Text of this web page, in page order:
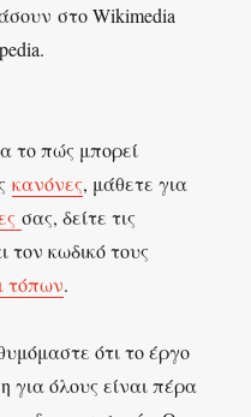
στο Wikimedia
το πώς μπορεί
κανόνες, μάθετε για
σας, δείτε τις
τον κωδικό τους
τόπων.
ότι το έργο
για όλους είναι πέρα